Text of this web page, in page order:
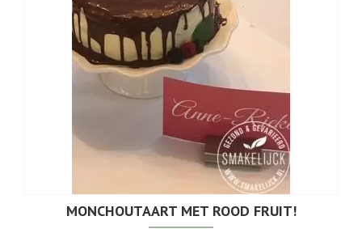
MONCHOUTAART MET ROOD FRUIT!